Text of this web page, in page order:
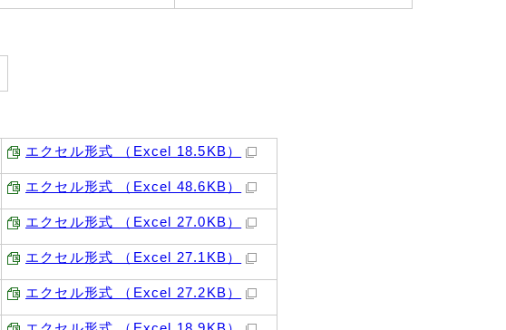
エクセル形式 （Excel 18.5KB）
エクセル形式 （Excel 48.6KB）
エクセル形式 （Excel 27.0KB）
エクセル形式 （Excel 27.1KB）
エクセル形式 （Excel 27.2KB）